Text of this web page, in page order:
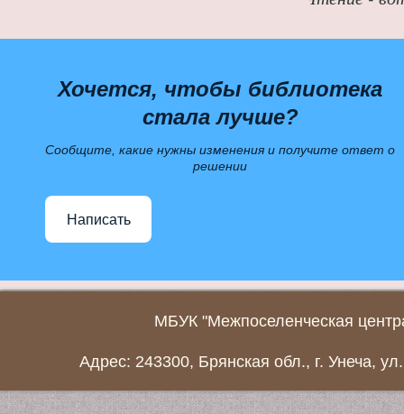
Хочется, чтобы библиотека
стала лучше?
Сообщите, какие нужны изменения и получите ответ о
решении
Написать
МБУК "Межпоселенческая
Адрес: 243300, Брянская обл., г. Унеча,